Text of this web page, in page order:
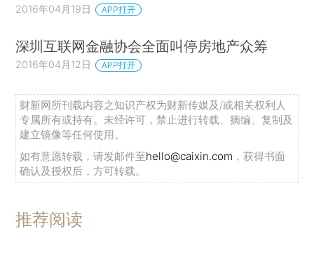
2016年04月19日 APP打开
深圳互联网金融协会全面叫停房地产众筹
2016年04月12日 APP打开
财新网所刊载内容之知识产权为财新传媒及/或相关权利人
专属所有或持有。未经许可，禁止进行转载、摘编、复制及
建立镜像等任何使用。
如有意愿转载，请发邮件至hello@caixin.com ，获得书面
确认及授权后，方可转载。
推荐阅读